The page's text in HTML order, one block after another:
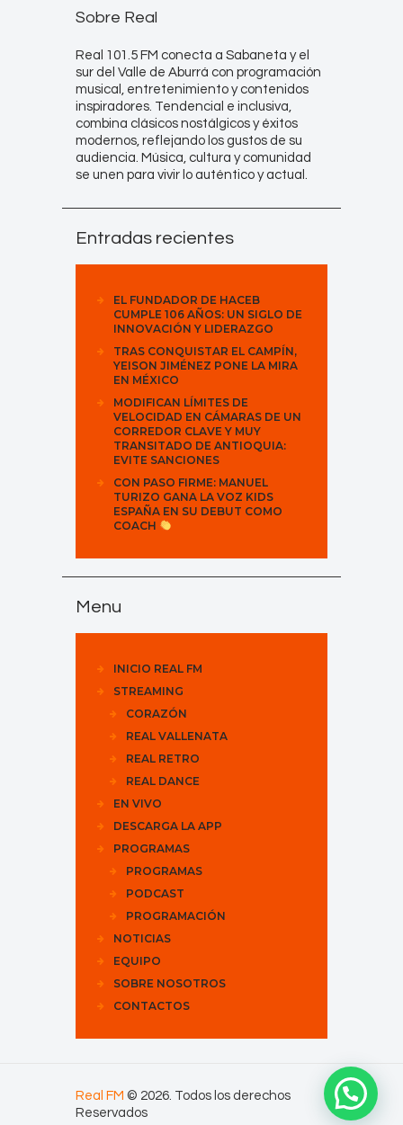
Sobre Real
Real 101.5 FM conecta a Sabaneta y el
sur del Valle de Aburrá con programación
musical, entretenimiento y contenidos
inspiradores. Tendencial e inclusiva,
combina clásicos nostálgicos y éxitos
modernos, reflejando los gustos de su
audiencia. Música, cultura y comunidad
se unen para vivir lo auténtico y actual.
Entradas recientes
EL FUNDADOR DE HACEB
CUMPLE 106 AÑOS: UN SIGLO DE
INNOVACIÓN Y LIDERAZGO
TRAS CONQUISTAR EL CAMPÍN,
YEISON JIMÉNEZ PONE LA MIRA
EN MÉXICO
MODIFICAN LÍMITES DE
VELOCIDAD EN CÁMARAS DE UN
CORREDOR CLAVE Y MUY
TRANSITADO DE ANTIOQUIA:
EVITE SANCIONES
CON PASO FIRME: MANUEL
TURIZO GANA LA VOZ KIDS
ESPAÑA EN SU DEBUT COMO
COACH
Menu
INICIO REAL FM
STREAMING
CORAZÓN
REAL VALLENATA
REAL RETRO
REAL DANCE
EN VIVO
DESCARGA LA APP
PROGRAMAS
PROGRAMAS
PODCAST
PROGRAMACIÓN
NOTICIAS
EQUIPO
SOBRE NOSOTROS
CONTACTOS
Real FM © 2026. Todos los derechos
Reservados